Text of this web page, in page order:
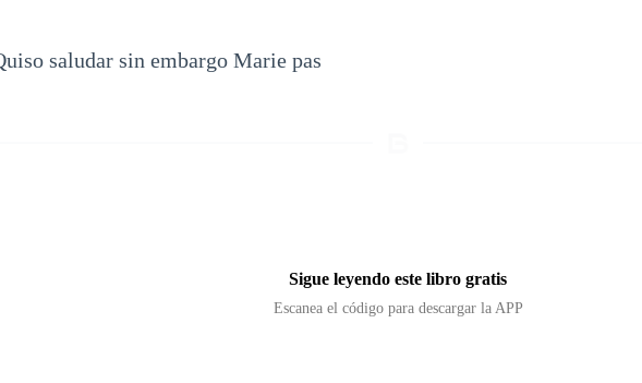
saludar sin embargo Marie pas
Sigue leyendo este libro gratis
Escanea el código para descargar la APP